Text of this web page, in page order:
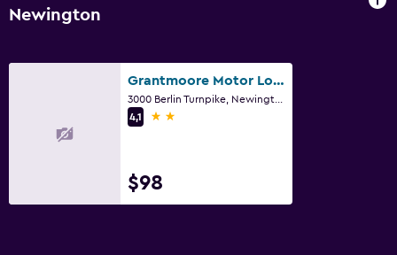
Despertador
Gimnasio
Newington
Grantmoore Motor Lodge
4,1
2 estrellas
$98